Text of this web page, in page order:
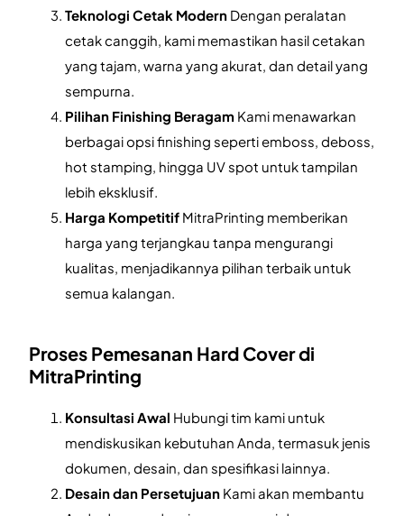
Teknologi Cetak Modern Dengan peralatan
cetak canggih, kami memastikan hasil cetakan
yang tajam, warna yang akurat, dan detail yang
sempurna.
Pilihan Finishing Beragam Kami menawarkan
berbagai opsi finishing seperti emboss, deboss,
hot stamping, hingga UV spot untuk tampilan
lebih eksklusif.
Harga Kompetitif MitraPrinting memberikan
harga yang terjangkau tanpa mengurangi
kualitas, menjadikannya pilihan terbaik untuk
semua kalangan.
Proses Pemesanan Hard Cover di
MitraPrinting
Konsultasi Awal Hubungi tim kami untuk
mendiskusikan kebutuhan Anda, termasuk jenis
dokumen, desain, dan spesifikasi lainnya.
Desain dan Persetujuan Kami akan membantu